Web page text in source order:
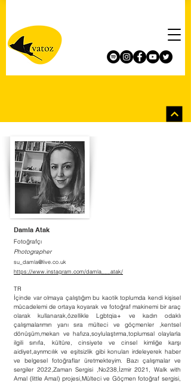
Damla Atak
Fotoğrafçı
Photographer
su_damla@live.co.uk
https://www.instagram.com/damla___atak/
TR
İçinde var olmaya çalıştığım bu kaotik toplumda kendi kişisel
mücadelemi de ortaya koyarak ve fotoğraf makinemi bir araç
olarak kullanarak,özellikle Lgbtqia+ ve kadın odaklı
çalışmalarımın yanı sıra mülteci ve göçmenler ,kentsel
dönüşüm,mekan ve hafıza,soylulaştırma,toplumsal olaylarla
ilgili sınıfa, kültüre, cinsiyete ve cinsel kimliğe karşı
aidiyet,ayrımcılık ve eşitsizlik gibi konuları irdeleyerek haber
ve belgesel fotoğraflar üretmekteyim. Bazı çalışmalar ve
sergiler 2022,Zaman Sergisi ,No238,İzmir 2021, Walk with
Amal (little Amal) projesi,Mülteci ve Göçmen fotoğraf sergisi,